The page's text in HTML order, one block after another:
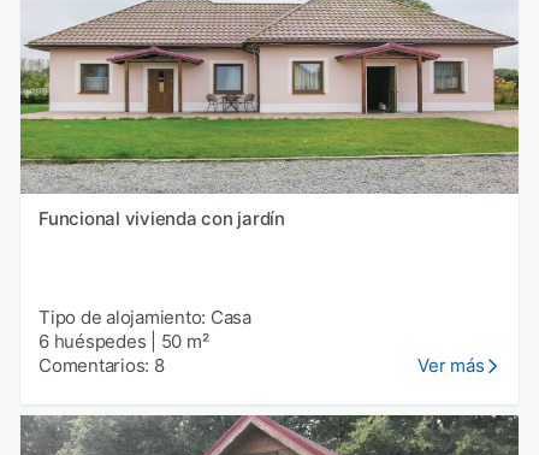
Funcional vivienda con jardín
Tipo de alojamiento: Casa
6 huéspedes
50 m²
Comentarios: 8
Ver más